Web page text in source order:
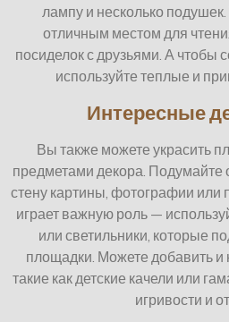
лампу и несколько подушек.
отличным местом для
посиделок с друзьями. А чтобы
используйте теплые и
Интересные
Вы также можете украсить
предметами декора. Подумайте
стену картины, фотографии или
играет важную роль —
или светильники, которые
площадки. Можете добавить
такие как детские качели или
игривости и